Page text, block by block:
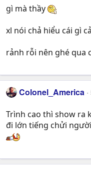
gì mà thầy
xl nói chả hiểu cái gì cả
rảnh rỗi nên ghé qua
Colonel_America
Trình cao thì show ra
đi lớn tiếng chửi